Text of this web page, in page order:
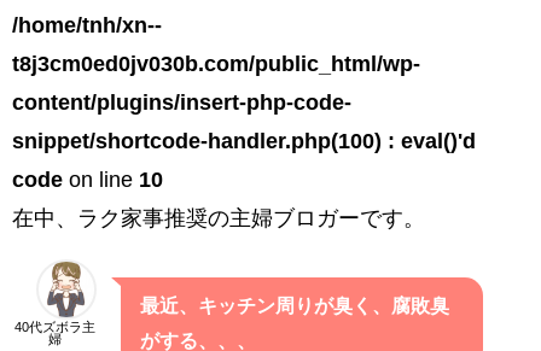
/home/tnh/xn--
t8j3cm0ed0jv030b.com/public_html/wp-
content/plugins/insert-php-code-
snippet/shortcode-handler.php(100) : eval()'d
code on line 10
在中、ラク家事推奨の主婦ブロガーです。
40代ズボラ主
婦
最近、キッチン周りが臭く、腐敗臭
がする、、、